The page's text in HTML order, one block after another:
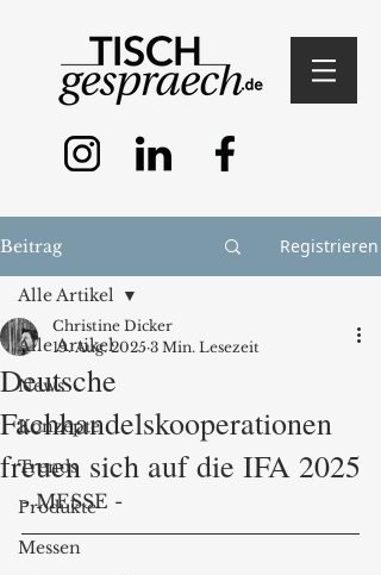
Beitrag Registrieren
Alle Artikel
News
Konzepte
Trends
Produkte
Messen
Alle Artikel
Deutsche
Fachhandelskooperationen
freuen sich auf die IFA 2025
Christine Dicker
19. Aug. 2025 3 Min. Lesezeit
- MESSE -